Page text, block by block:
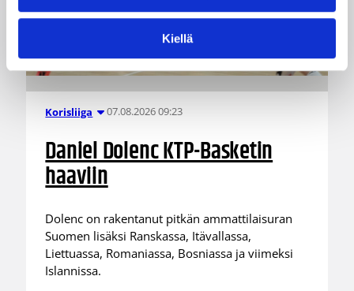
Kiellä
Korisliiga 07.08.2026 09:23
Daniel Dolenc KTP-Basketin
haaviin
Dolenc on rakentanut pitkän ammattilaisuran
Suomen lisäksi Ranskassa, Itävallassa,
Liettuassa, Romaniassa, Bosniassa ja viimeksi
Islannissa.